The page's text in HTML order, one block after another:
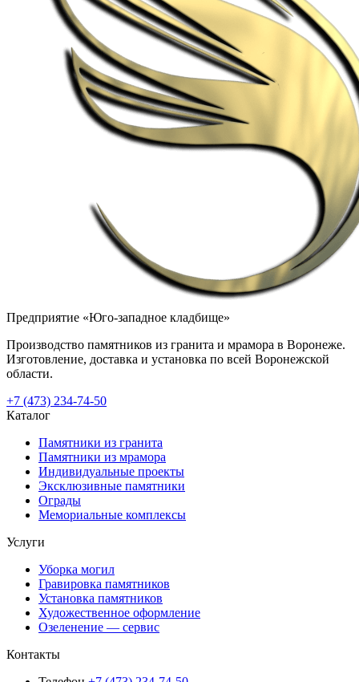
Предприятие «Юго-западное кладбище»
Производство памятников из гранита и мрамора в Воронеже.
Изготовление, доставка и установка по всей Воронежской
области.
+7 (473) 234-74-50
Каталог
Памятники из гранита
Памятники из мрамора
Индивидуальные проекты
Эксклюзивные памятники
Ограды
Мемориальные комплексы
Услуги
Уборка могил
Гравировка памятников
Установка памятников
Художественное оформление
Озеленение — сервис
Контакты